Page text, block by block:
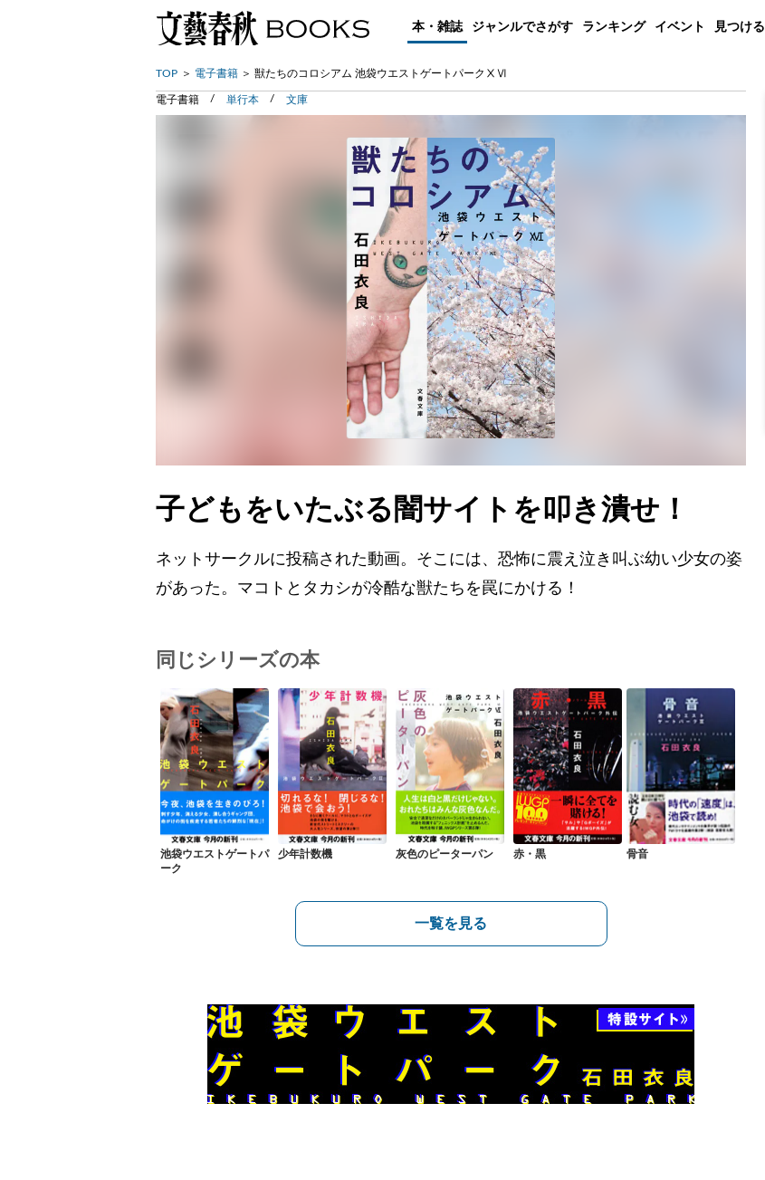
本・雑誌 ジャンルでさがす ランキング イベント 見つける
TOP 電子書籍 獣たちのコロシアム 池袋ウエストゲートパークⅩⅥ
電子書籍 単行本 文庫
子どもをいたぶる闇サイトを叩き潰せ！
ネットサークルに投稿された動画。そこには、恐怖に震え泣き叫ぶ幼い少女の姿
があった。マコトとタカシが冷酷な獣たちを罠にかける！
同じシリーズの本
池袋ウエストゲートパ
ーク
少年計数機 灰色のピーターパン 赤・黒 骨音
一覧を見る